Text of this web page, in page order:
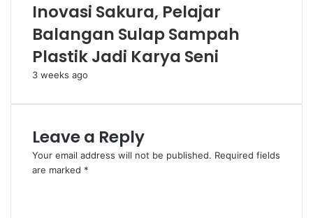
Inovasi Sakura, Pelajar
Balangan Sulap Sampah
Plastik Jadi Karya Seni
3 weeks ago
Leave a Reply
Your email address will not be published. Required fields
are marked *